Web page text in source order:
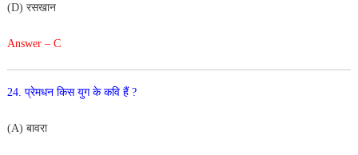
(D) रसखान
Answer – C
24. प्रेमधन किस युग के कवि हैं ?
(A) बावरा